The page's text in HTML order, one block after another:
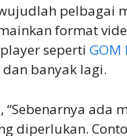
pelbagai
format
seperti GOM
dan banyak lagi.
, “Sebenarnya ada
diperlukan.